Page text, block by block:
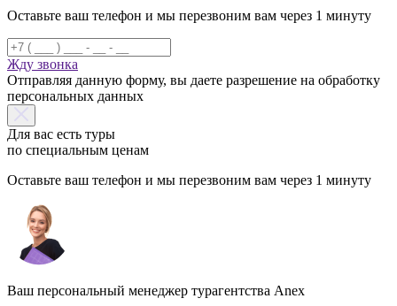
Оставьте ваш телефон и мы перезвоним вам через 1 минуту
Жду звонка
Отправляя данную форму, вы даете разрешение на обработку
персональных данных
Для вас есть туры
по специальным ценам
Оставьте ваш телефон и мы перезвоним вам через 1 минуту
Ваш персональный менеджер турагентства Anex